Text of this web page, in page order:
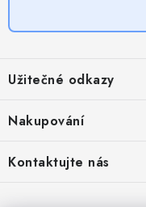
p
a
Užitečné odkazy
Obchodní podmínky
Provizní systém
Partner stránek: Super
Nakupování
Časté otázky
Kontaktujte nás